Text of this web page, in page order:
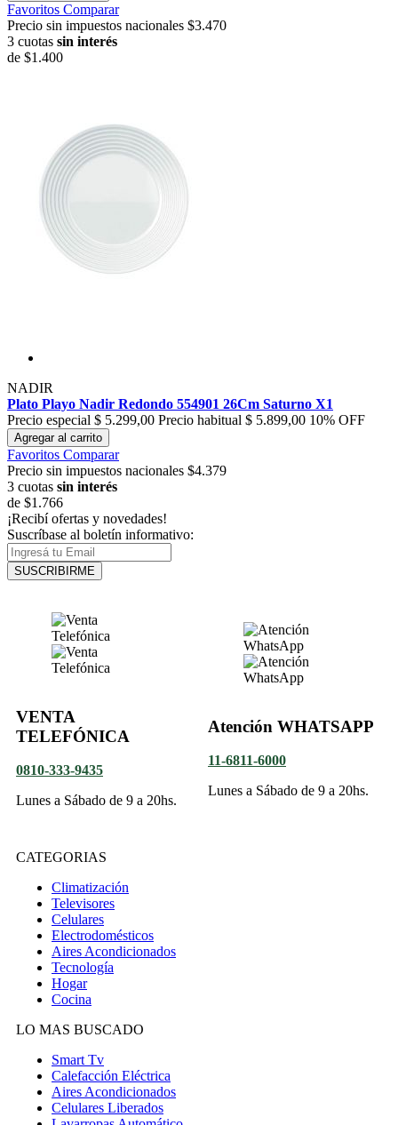
Favoritos Comparar
Precio sin impuestos nacionales $3.470
3 cuotas sin interés
de $1.400
NADIR
Plato Playo Nadir Redondo 554901 26Cm Saturno X1
Precio especial $ 5.299,00 Precio habitual $ 5.899,00 10% OFF
Agregar al carrito
Favoritos Comparar
Precio sin impuestos nacionales $4.379
3 cuotas sin interés
de $1.766
¡Recibí ofertas y novedades!
Suscríbase al boletín informativo:
SUSCRIBIRME
VENTA
TELEFÓNICA
0810-333-9435
Lunes a Sábado de 9 a 20hs.
Atención WHATSAPP
11-6811-6000
Lunes a Sábado de 9 a 20hs.
CATEGORIAS
Climatización
Televisores
Celulares
Electrodomésticos
Aires Acondicionados
Tecnología
Hogar
Cocina
LO MAS BUSCADO
Smart Tv
Calefacción Eléctrica
Aires Acondicionados
Celulares Liberados